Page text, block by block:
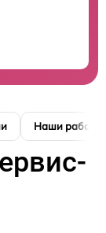
Наши работы